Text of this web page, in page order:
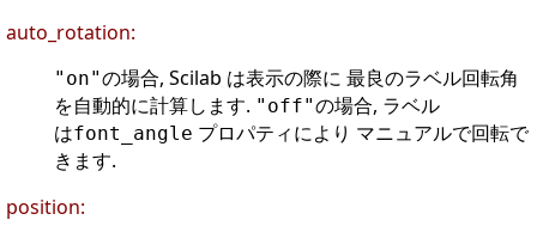
auto_rotation:
"on"の場合, Scilab は表示の際に 最良のラベル回転角
を自動的に計算します. "off"の場合, ラベル
はfont_angle プロパティにより マニュアルで回転で
きます.
position: